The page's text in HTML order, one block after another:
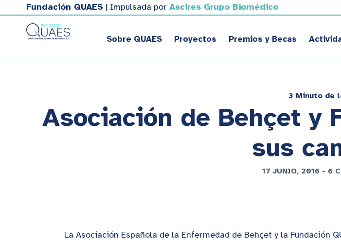
Fundación QUAES | Impulsada por Ascires Grupo Biomédico
Sobre QUAES Proyectos Premios y Becas
3 Minuto de
Asociación de Behçet y
sus
17 JUNIO, 2016 - 6
La Asociación Española de la Enfermedad de Behçet y la Fundación